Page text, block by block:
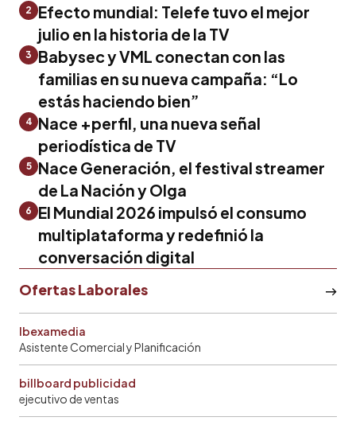
2
Efecto mundial: Telefe tuvo el mejor
julio en la historia de la TV
3
Babysec y VML conectan con las
familias en su nueva campaña: “Lo
estás haciendo bien”
4 Nace +perfil, una nueva señal
periodística de TV
5
Nace Generación, el festival streamer
de La Nación y Olga
6
El Mundial 2026 impulsó el consumo
multiplataforma y redefinió la
conversación digital
Ofertas Laborales
Ibexamedia
Asistente Comercial y Planificación
billboard publicidad
ejecutivo de ventas